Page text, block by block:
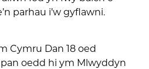
parhau i’w gyflawni.
Cymru Dan 18 oed
oedd hi ym Mlwyddyn